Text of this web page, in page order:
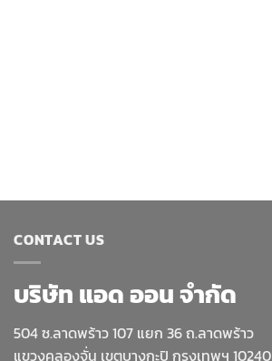
CONTACT US
บริษัท แอด ออน จำกัด
504 ซ.ลาดพร้าว 107 แยก 36 ถ.ลาดพร้าว
แขวงคลองจั่น เขตบางกะปิ กรุงเทพฯ 10240